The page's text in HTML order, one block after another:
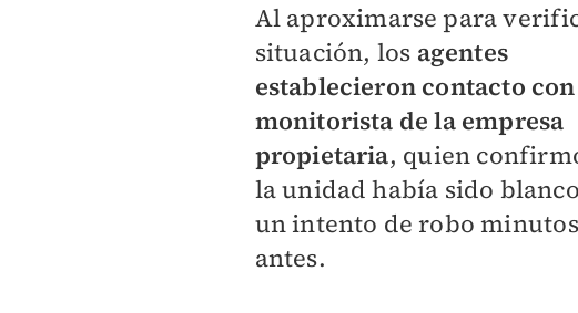
Al aproximarse para
situación, los agentes
establecieron contacto
monitorista de la empresa
propietaria, quien
la unidad había sido
un intento de robo minutos
antes.